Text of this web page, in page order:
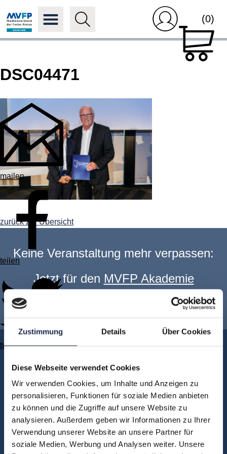
Zustimmung Details Über Cookies
Diese Webseite verwendet Cookies
Wir verwenden Cookies, um Inhalte und Anzeigen zu
personalisieren, Funktionen für soziale Medien anbieten
zu können und die Zugriffe auf unsere Website zu
analysieren. Außerdem geben wir Informationen zu Ihrer
Verwendung unserer Website an unsere Partner für
soziale Medien, Werbung und Analysen weiter. Unsere
(0)
DSC04471
mailen
teilen
twittern
zurück zur Übersicht
Keine Veranstaltung mehr verpassen:
Jetzt für den MVFP Akademie
!
Akademie
Über uns
FAQ
Unsere Experten
Teilnehmerstimmen
Kontakt